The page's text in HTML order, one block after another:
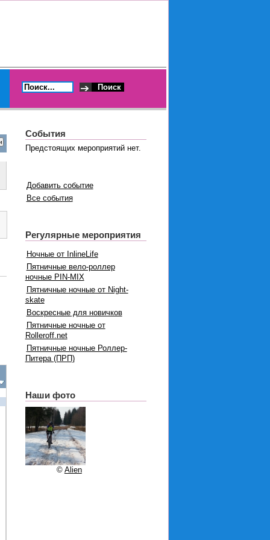
События
Предстоящих мероприятий нет.
Добавить событие
Все события
Регулярные мероприятия
Ночные от InlineLife
Пятничные вело-роллер
ночные PIN-MIX
Пятничные ночные от Night-
skate
Воскресные для новичков
Пятничные ночные от
Rolleroff.net
Пятничные ночные Роллер-
Питера (ПРП)
Наши фото
© Alien